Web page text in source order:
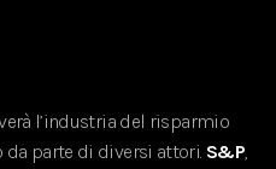
l’industria del risparmio
parte di diversi attori. S&P,